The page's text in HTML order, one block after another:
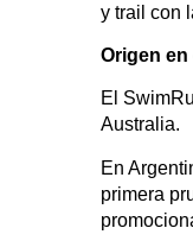
y trail con
Origen en
El
Australia.
En
primera